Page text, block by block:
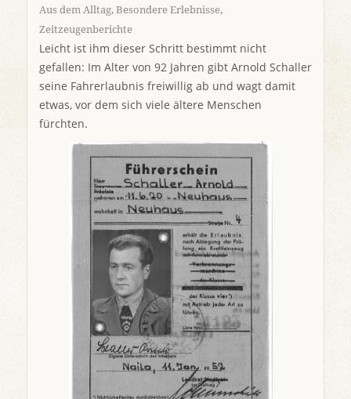
Aus dem Alltag, Besondere Erlebnisse,
Zeitzeugenberichte
Leicht ist ihm dieser Schritt bestimmt nicht
gefallen: Im Alter von 92 Jahren gibt Arnold Schaller
seine Fahrerlaubnis freiwillig ab und wagt damit
etwas, vor dem sich viele ältere Menschen
fürchten.